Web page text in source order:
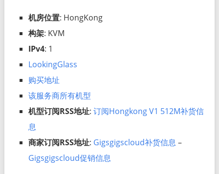
机房位置: HongKong
构架: KVM
IPv4: 1
LookingGlass
购买地址
该服务商所有机型
机型订阅RSS地址: 订阅Hongkong V1 512M补货信
息
商家订阅RSS地址: Gigsgigscloud补货信息 –
Gigsgigscloud促销信息